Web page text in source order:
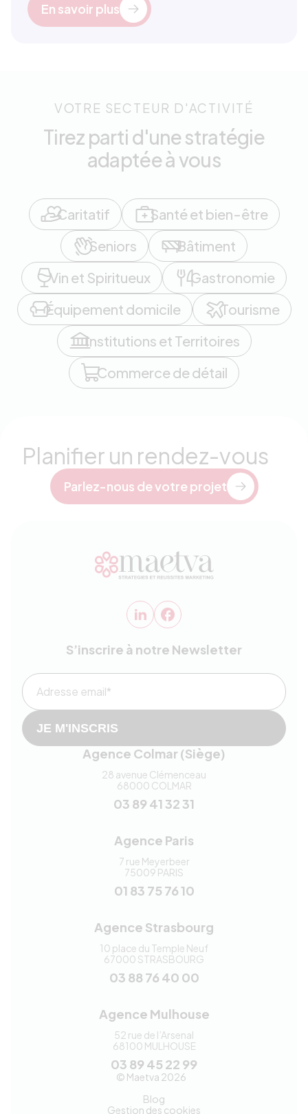
En savoir plus
VOTRE SECTEUR D'ACTIVITÉ
Tirez parti d'une stratégie
adaptée à vous
Caritatif
Santé et bien-être
Seniors
Bâtiment
Vin et Spiritueux
Gastronomie
Équipement domicile
Tourisme
Institutions et Territoires
Commerce de détail
Planifier un rendez-vous
Parlez-nous de votre projet
S’inscrire à notre Newsletter
Adresse email*
JE M'INSCRIS
Agence Colmar (Siège)
28 avenue Clémenceau
68000 COLMAR
03 89 41 32 31
Agence Paris
7 rue Meyerbeer
75009 PARIS
01 83 75 76 10
Agence Strasbourg
10 place du Temple Neuf
67000 STRASBOURG
03 88 76 40 00
Agence Mulhouse
52 rue de l’Arsenal
68100 MULHOUSE
03 89 45 22 99
© Maetva 2026
Blog
Gestion des cookies